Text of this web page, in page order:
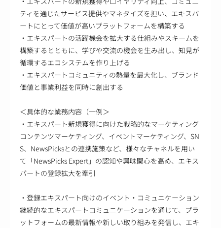
ティを通じたサービス提供やマネタイズを担い、エキスパ
ートにとって価値が高いプラットフォームを構築する
・エキスパートの活躍機会を拡大する仕組みやスキームを
構築するとともに、学びや交流の機会を生み出し、知見が
循環するエコシステムを作り上げる
・エキスパートコミュニティの熱量を最大化し、ブランド
価値と事業利益を同時に創出する
＜具体的な業務内容（一例＞
・エキスパート新規獲得に向けた戦略的なマーケティング
コンテンツマーケティング、イベントマーケティング、SN
S、NewsPicksとの連携施策など、様々なチャネルを用い
て「NewsPicks Expert」の認知や興味関心を高め、エキス
パートの登録拡大を牽引
・登録エキスパート向けのイベント・コミュニケーション
継続的なエキスパートコミュニケーションを通じて、プラ
ットフォームの最新情報や新しい取り組みを発信し、エキ